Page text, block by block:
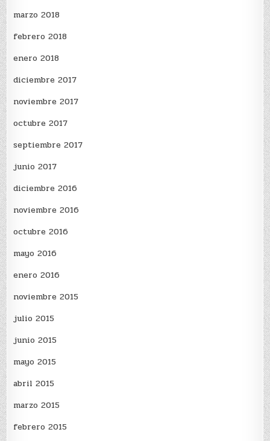
marzo 2018
febrero 2018
enero 2018
diciembre 2017
noviembre 2017
octubre 2017
septiembre 2017
junio 2017
diciembre 2016
noviembre 2016
octubre 2016
mayo 2016
enero 2016
noviembre 2015
julio 2015
junio 2015
mayo 2015
abril 2015
marzo 2015
febrero 2015